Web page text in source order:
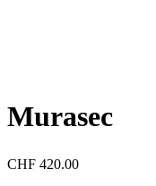
Murasec
CHF 420.00